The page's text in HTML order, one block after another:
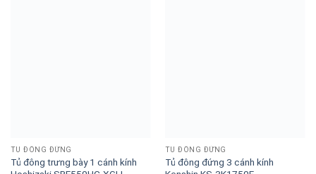
TỦ ĐÔNG ĐỨNG
Tủ đông trưng bày 1 cánh kính
TỦ ĐÔNG ĐỨNG
Tủ đông đứng 3 cánh kính